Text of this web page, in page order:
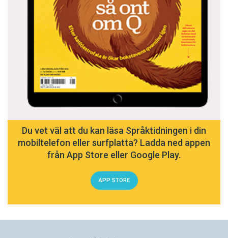
Du vet väl att du kan läsa Språktidningen i din
mobiltelefon eller surfplatta? Ladda ned appen
från App Store eller Google Play.
APP STORE